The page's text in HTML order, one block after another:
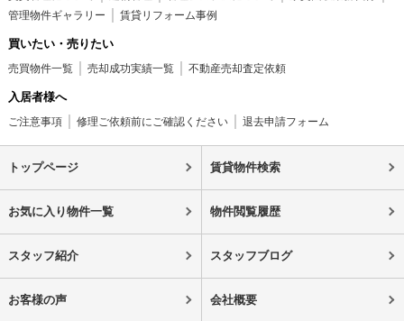
管理物件ギャラリー
賃貸リフォーム事例
買いたい・売りたい
売買物件一覧 売却成功実績一覧 不動産売却査定依頼
入居者様へ
ご注意事項 修理ご依頼前にご確認ください 退去申請フォーム
トップページ 賃貸物件検索
お気に入り物件一覧 物件閲覧履歴
スタッフ紹介 スタッフブログ
お客様の声 会社概要